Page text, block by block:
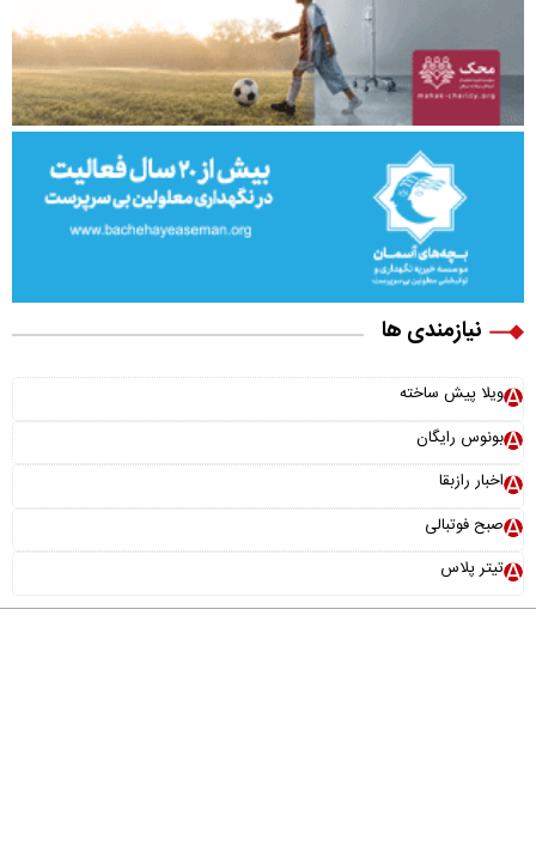
نیازمندی ها
ویلا پیش ساخته
بونوس رایگان
اخبار رازبقا
صبح فوتبالی
تیتر پلاس